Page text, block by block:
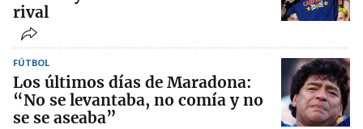
rival
FÚTBOL
Los últimos días de Maradona:
“No se levantaba, no comía y no
se se aseaba”